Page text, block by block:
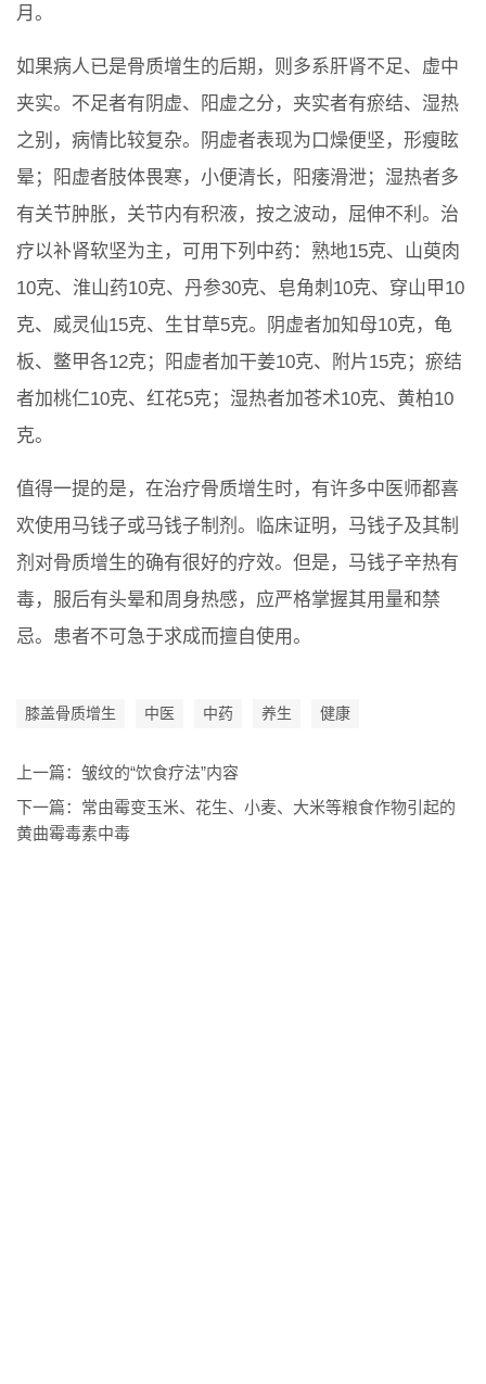
月。
如果病人已是骨质增生的后期，则多系肝肾不足、虚中
夹实。不足者有阴虚、阳虚之分，夹实者有瘀结、湿热
之别，病情比较复杂。阴虚者表现为口燥便坚，形瘦眩
晕；阳虚者肢体畏寒，小便清长，阳痿滑泄；湿热者多
有关节肿胀，关节内有积液，按之波动，屈伸不利。治
疗以补肾软坚为主，可用下列中药：熟地15克、山萸肉
10克、淮山药10克、丹参30克、皂角刺10克、穿山甲10
克、威灵仙15克、生甘草5克。阴虚者加知母10克，龟
板、鳖甲各12克；阳虚者加干姜10克、附片15克；瘀结
者加桃仁10克、红花5克；湿热者加苍术10克、黄柏10
克。
值得一提的是，在治疗骨质增生时，有许多中医师都喜
欢使用马钱子或马钱子制剂。临床证明，马钱子及其制
剂对骨质增生的确有很好的疗效。但是，马钱子辛热有
毒，服后有头晕和周身热感，应严格掌握其用量和禁
忌。患者不可急于求成而擅自使用。
膝盖骨质增生 中医 中药 养生 健康
上一篇： 皱纹的“饮食疗法”内容
下一篇： 常由霉变玉米、花生、小麦、大米等粮食作物引起的
黄曲霉毒素中毒